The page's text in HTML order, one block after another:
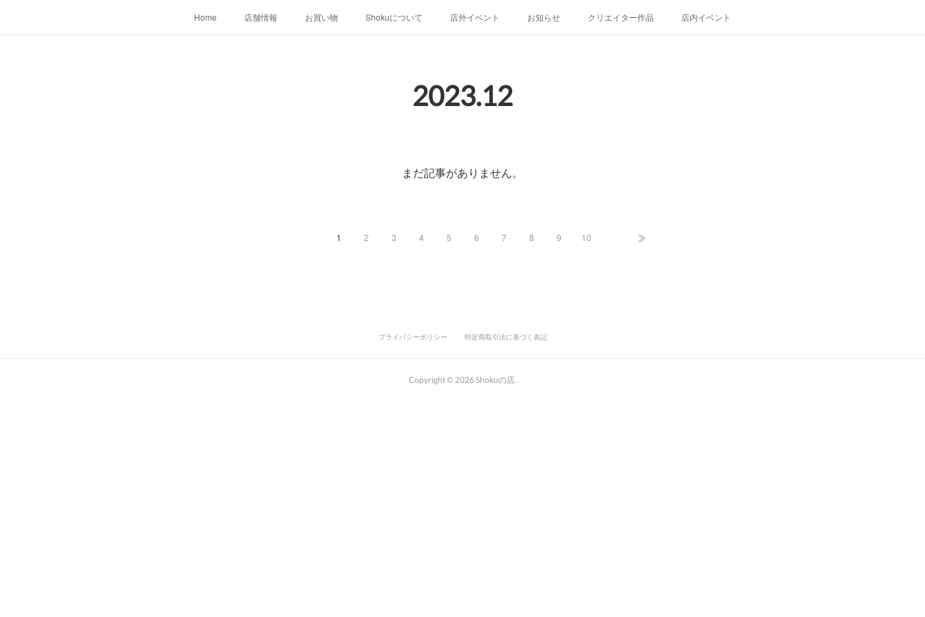
Home 店舗情報 お買い物 Shokuについて 店外イベント お知らせ クリエイター作品 店内イベント
2023.12
まだ記事がありません。
1 2 3 4 5 6 7 8 9 10
プライバシーポリシー 特定商取引法に基づく表記
Copyright © 2026Shokuの店.